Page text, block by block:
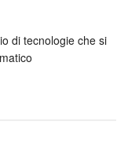
di tecnologie che si